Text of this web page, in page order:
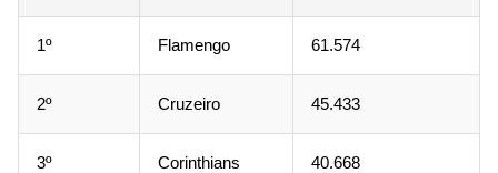
1º Flamengo 61.574
2º Cruzeiro 45.433
3º Corinthians 40.668